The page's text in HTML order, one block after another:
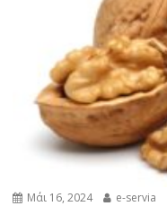
Μάι 16, 2024 e-servia